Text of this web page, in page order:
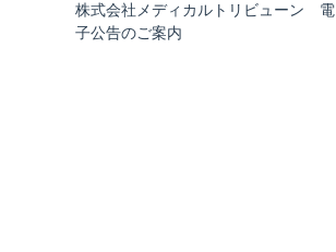
株式会社メディカルトリビューン 電
子公告のご案内